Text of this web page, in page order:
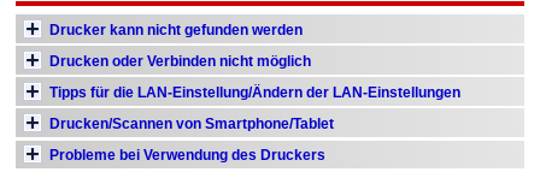
Drucker kann nicht gefunden werden
Drucken oder Verbinden nicht möglich
Tipps für die LAN-Einstellung/Ändern der LAN-Einstellungen
Drucken/Scannen von Smartphone/Tablet
Probleme bei Verwendung des Druckers